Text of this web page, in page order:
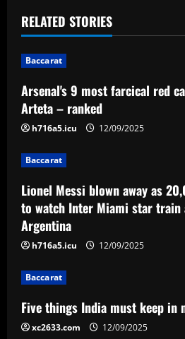
t
n
a
v
i
g
a
t
i
o
n
RELATED STORIES
Baccarat
Arsenal's 9 most farcical red
Arteta – ranked
h716a5.icu 12/09/2025
Baccarat
Lionel Messi blown away as
to watch Inter Miami star train
Argentina
h716a5.icu 12/09/2025
Baccarat
Five things India must keep in
xc2633.com 12/09/2025